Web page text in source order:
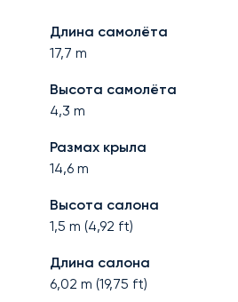
Длина самолёта
17,7 m
Высота самолёта
4,3 m
Размах крыла
14,6 m
Высота салона
1,5 m (4,92 ft)
Длина салона
6,02 m (19,75 ft)